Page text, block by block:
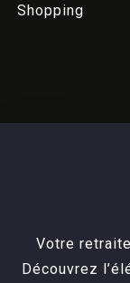
Shopping
Votre
Découvrez